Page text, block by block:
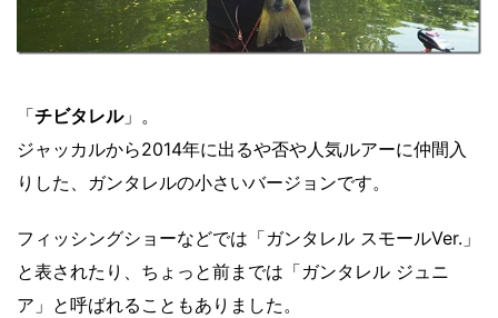
「チビタレル」。
ジャッカルから2014年に出るや否や人気ルアーに仲間入
りした、ガンタレルの小さいバージョンです。
フィッシングショーなどでは「ガンタレル スモールVer.」
と表されたり、ちょっと前までは「ガンタレル ジュニ
ア」と呼ばれることもありました。